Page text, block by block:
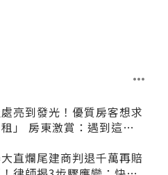
亮到發光！優質房客想求
租」 房東激賞：遇到這種
直爛尾建商判退千萬再賠